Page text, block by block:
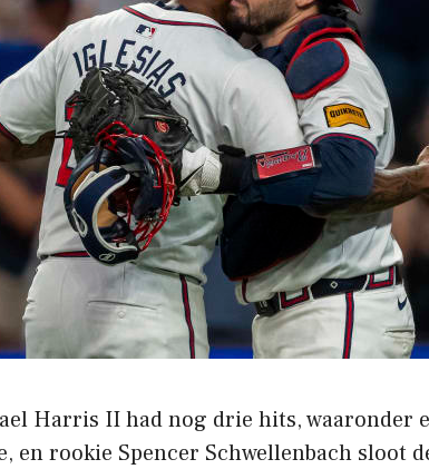
Harris II had nog drie hits, waaronder
en rookie Spencer Schwellenbach sloot